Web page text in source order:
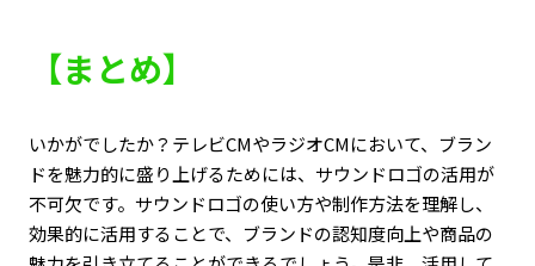
【まとめ】
いかがでしたか？テレビCMやラジオCMにおいて、ブラン
ドを魅力的に盛り上げるためには、サウンドロゴの活用が
不可欠です。サウンドロゴの使い方や制作方法を理解し、
効果的に活用することで、ブランドの認知度向上や商品の